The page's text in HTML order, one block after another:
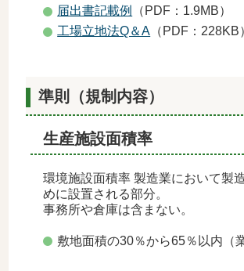
届出書記載例
（PDF：1.9MB）
工場立地法Q＆A （PDF：228KB
準則（規制内容）
生産施設面積率
環境施設面積率 製造業において製
めに設置される部分。
事務所や倉庫は含まない。
敷地面積の30％から65％以内（